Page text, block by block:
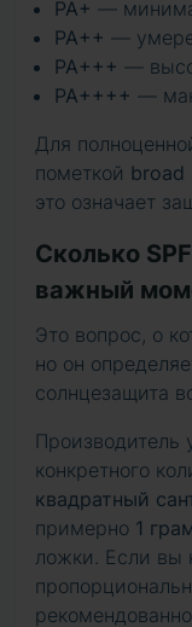
PA+ —
PA++ —
PA+++ —
PA++++ —
Для
пометкой broad
это означает
Сколько
важный
Это вопрос, о
но он
солнцезащита
Производитель
конкретного
квадратный
примерно 1
ложки. Если вы